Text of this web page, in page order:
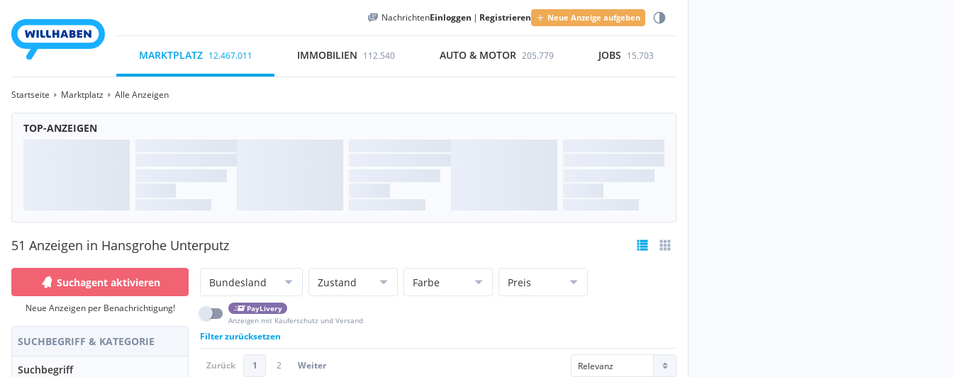
NachrichtenEinloggen | Registrieren Neue Anzeige aufgeben
MARKTPLATZ 12.467.011 IMMOBILIEN 112.540 AUTO & MOTOR 205.779 JOBS 15.703
Startseite Marktplatz Alle Anzeigen
TOP-ANZEIGEN
51 Anzeigen in Hansgrohe Unterputz
Suchagent aktivieren
Neue Anzeigen per Benachrichtigung!
SUCHBEGRIFF & KATEGORIE
Suchbegriff
Bundesland Zustand Farbe Preis
PayLivery
Anzeigen mit Käuferschutz und Versand
Filter zurücksetzen
Zurück 1 2 Weiter